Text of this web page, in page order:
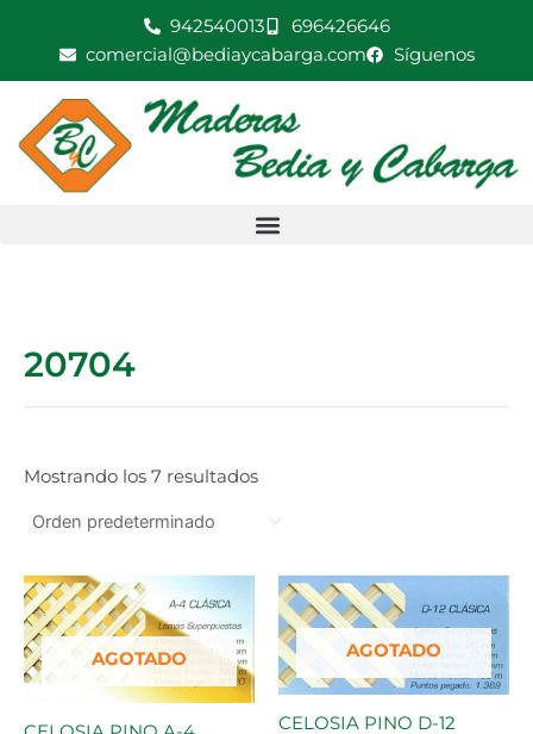
942540013
696426646
comercial@bediaycabarga.com
Síguenos
20704
Mostrando los 7 resultados
AGOTADO AGOTADO
CELOSIA PINO D-12